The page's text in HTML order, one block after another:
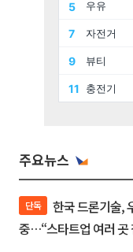
주요뉴스
단독
중…“스타트업 여러 곳